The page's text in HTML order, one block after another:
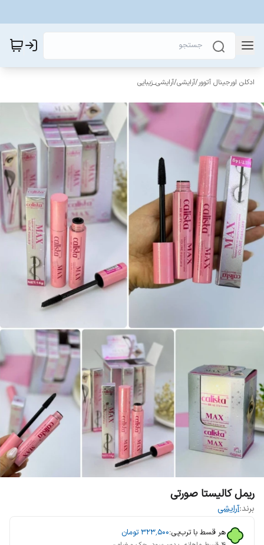
ادکلن اورجینال آتوور/آرایشی/آرایشی_زیبایی
ریمل کالیستا صورتی
برند:آرایشی
هر قسط با ترب‌پی:۳۲۳٬۵۰۰ تومان